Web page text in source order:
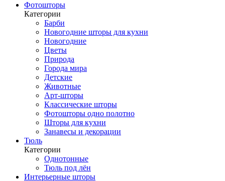
Фотошторы
Категории
Барби
Новогодние шторы для кухни
Новогодние
Цветы
Природа
Города мира
Детские
Животные
Арт-шторы
Классические шторы
Фотошторы одно полотно
Шторы для кухни
Занавесы и декорации
Тюль
Категории
Однотонные
Тюль под лён
Интерьерные шторы